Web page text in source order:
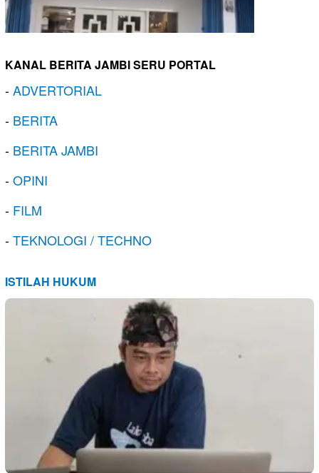
KANAL BERITA JAMBI SERU PORTAL
-ADVERTORIAL
- BERITA
- BERITA JAMBI
-OPINI
- FILM
-TEKNOLOGI / TECHNO
ISTILAH HUKUM